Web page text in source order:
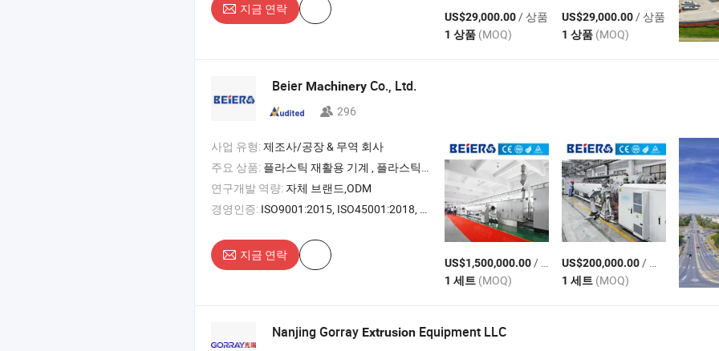
지금 연락
US$29,000.00/ 상품
1 상품 (MOQ)
US$29,000.00/ 상품
1 상품 (MOQ)
Beier Machinery Co., Ltd.
296
사업 유형:제조사/공장 & 무역 회사
주요 상품: 플라스틱 재활용 기계 , 플라스틱 압출 기계 , 플라스틱 펠렛화 기계 , PVC-O , RTP 파이프 압출 라인
연구개발 역량: 자체 브랜드,ODM
경영인증: ISO9001:2015, ISO45001:2018, ISO14001
지금 연락
US$1,500,000.00/ 세트
1 세트 (MOQ)
US$200,000.00/ 세트
1 세트 (MOQ)
Nanjing Gorray Extrusion Equipment LLC